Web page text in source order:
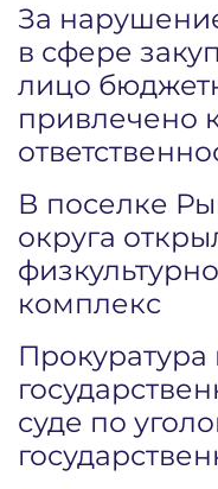
За
в сфере
лицо
привлечено
В поселке
округа
комплекс
суде по